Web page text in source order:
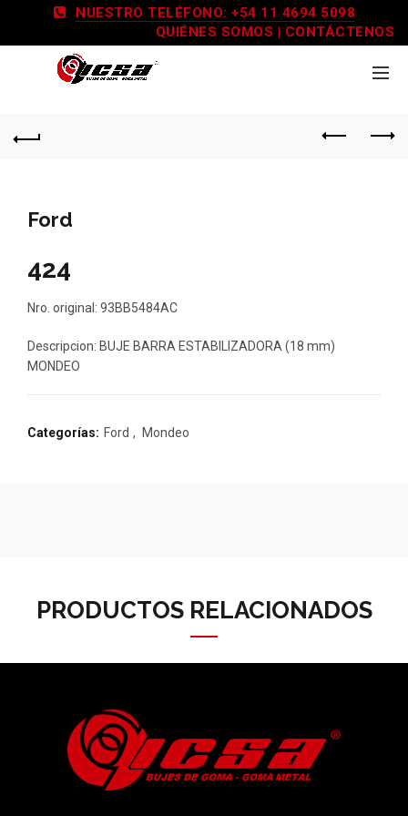
NUESTRO TELÉFONO: +54 11 4694 5098
QUIÉNES SOMOS | CONTÁCTENOS
Ford
424
Nro. original: 93BB5484AC
Descripcion: BUJE BARRA ESTABILIZADORA (18 mm)
MONDEO
Categorías: Ford , Mondeo
PRODUCTOS RELACIONADOS